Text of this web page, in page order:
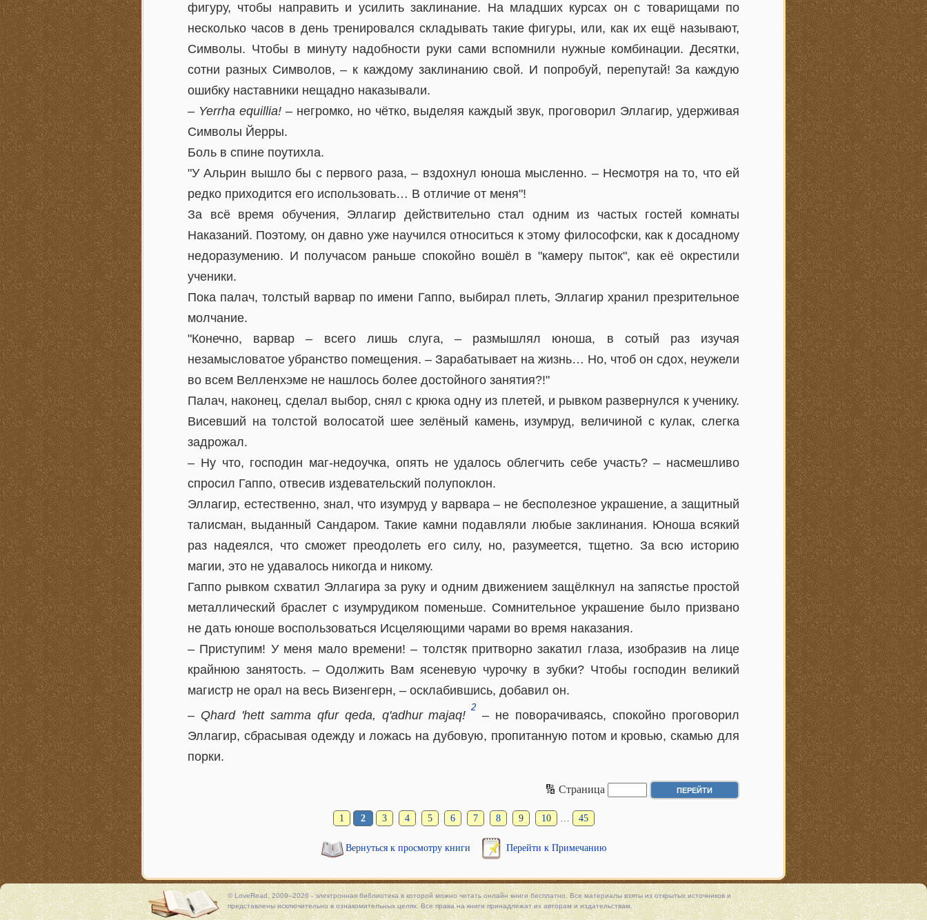
фигуру, чтобы направить и усилить заклинание. На младших курсах он с товарищами по
несколько часов в день тренировался складывать такие фигуры, или, как их ещё называют,
Символы. Чтобы в минуту надобности руки сами вспомнили нужные комбинации. Десятки,
сотни разных Символов, – к каждому заклинанию свой. И попробуй, перепутай! За каждую
ошибку наставники нещадно наказывали.
– Yerrha equillia!– негромко, но чётко, выделяя каждый звук, проговорил Эллагир, удерживая
Символы Йерры.
Боль в спине поутихла.
"У Альрин вышло бы с первого раза, – вздохнул юноша мысленно. – Несмотря на то, что ей
редко приходится его использовать… В отличие от меня"!
За всё время обучения, Эллагир действительно стал одним из частых гостей комнаты
Наказаний. Поэтому, он давно уже научился относиться к этому философски, как к досадному
недоразумению. И получасом раньше спокойно вошёл в "камеру пыток", как её окрестили
ученики.
Пока палач, толстый варвар по имени Гаппо, выбирал плеть, Эллагир хранил презрительное
молчание.
"Конечно, варвар – всего лишь слуга, – размышлял юноша, в сотый раз изучая
незамысловатое убранство помещения. – Зарабатывает на жизнь… Но, чтоб он сдох, неужели
во всем Велленхэме не нашлось более достойного занятия?!"
Палач, наконец, сделал выбор, снял с крюка одну из плетей, и рывком развернулся к ученику.
Висевший на толстой волосатой шее зелёный камень, изумруд, величиной с кулак, слегка
задрожал.
– Ну что, господин маг-недоучка, опять не удалось облегчить себе участь? – насмешливо
спросил Гаппо, отвесив издевательский полупоклон.
Эллагир, естественно, знал, что изумруд у варвара – не бесполезное украшение, а защитный
талисман, выданный Сандаром. Такие камни подавляли любые заклинания. Юноша всякий
раз надеялся, что сможет преодолеть его силу, но, разумеется, тщетно. За всю историю
магии, это не удавалось никогда и никому.
Гаппо рывком схватил Эллагира за руку и одним движением защёлкнул на запястье простой
металлический браслет с изумрудиком поменьше. Сомнительное украшение было призвано
не дать юноше воспользоваться Исцеляющими чарами во время наказания.
– Приступим! У меня мало времени! – толстяк притворно закатил глаза, изобразив на лице
крайнюю занятость. – Одолжить Вам ясеневую чурочку в зубки? Чтобы господин великий
магистр не орал на весь Визенгерн, – осклабившись, добавил он.
– Qhard 'hett samma qfur qeda, q'adhur majaq!
2
– не поворачиваясь, спокойно проговорил
Эллагир, сбрасывая одежду и ложась на дубовую, пропитанную потом и кровью, скамью для
порки.
🔢 Страница
1 2 3 4 5 6 7 8 9 10 … 45
Вернуться к просмотру книги Перейти к Примечанию
© LoveRead, 2009–2026 - электронная библиотека в которой можночитать онлайн книгибесплатно. Все материалы взяты из открытых источников и
представлены исключительно в ознакомительных целях. Все права на книги принадлежат их авторам и издательствам.